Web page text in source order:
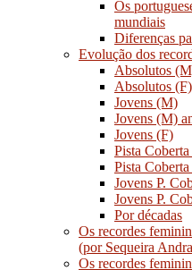
Os
mundiais
Diferenças
Evolução dos
Absolutos
Absolutos
Jovens (M)
Jovens (M)
Jovens (F)
Pista
Pista
Jovens P.
Jovens P.
Por décadas
Os recordes
(por Sequeira
Os recordes